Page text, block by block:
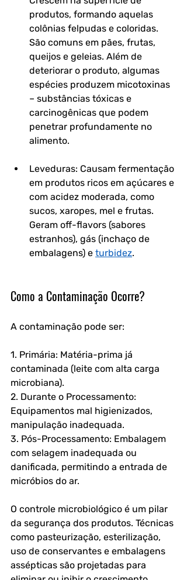
produtos, formando aquelas
colônias felpudas e coloridas.
São comuns em pães, frutas,
queijos e geleias. Além de
deteriorar o produto, algumas
espécies produzem micotoxinas
– substâncias tóxicas e
carcinogênicas que podem
penetrar profundamente no
alimento.
Leveduras: Causam fermentação
em produtos ricos em açúcares e
com acidez moderada, como
sucos, xaropes, mel e frutas.
Geram off-flavors (sabores
estranhos), gás (inchaço de
embalagens) e turbidez.
Como a Contaminação Ocorre?
A contaminação pode ser:
1. Primária: Matéria-prima já
contaminada (leite com alta carga
microbiana).
2. Durante o Processamento:
Equipamentos mal higienizados,
manipulação inadequada.
3. Pós-Processamento: Embalagem
com selagem inadequada ou
danificada, permitindo a entrada de
micróbios do ar.
O controle microbiológico é um pilar
da segurança dos produtos. Técnicas
como pasteurização, esterilização,
uso de conservantes e embalagens
assépticas são projetadas para